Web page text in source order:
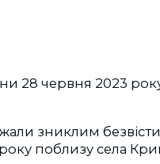
28 червня 2023
зниклим
поблизу села